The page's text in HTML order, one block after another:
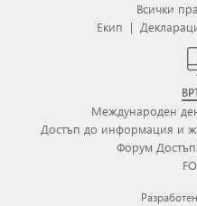
Всички
Екип |
Международен
Достъп до информация и
Форум